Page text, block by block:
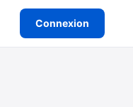
Connexion